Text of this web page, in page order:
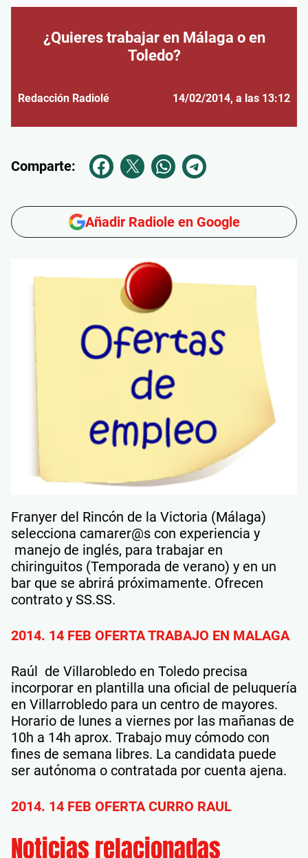
¿Quieres trabajar en Málaga o en
Toledo?
Redacción Radiolé 14/02/2014, a las 13:12
Comparte:
Añadir Radiole en Google
Franyer del Rincón de la Victoria (Málaga)
selecciona camarer@s con experiencia y
manejo de inglés, para trabajar en
chiringuitos (Temporada de verano) y en un
bar que se abrirá próximamente. Ofrecen
contrato y SS.SS.
2014. 14 FEB OFERTA TRABAJO EN MALAGA
Raúl de Villarobledo en Toledo precisa
incorporar en plantilla una oficial de peluquería
en Villarrobledo para un centro de mayores.
Horario de lunes a viernes por las mañanas de
10h a 14h aprox. Trabajo muy cómodo con
fines de semana libres. La candidata puede
ser autónoma o contratada por cuenta ajena.
2014. 14 FEB OFERTA CURRO RAUL
Noticias relacionadas